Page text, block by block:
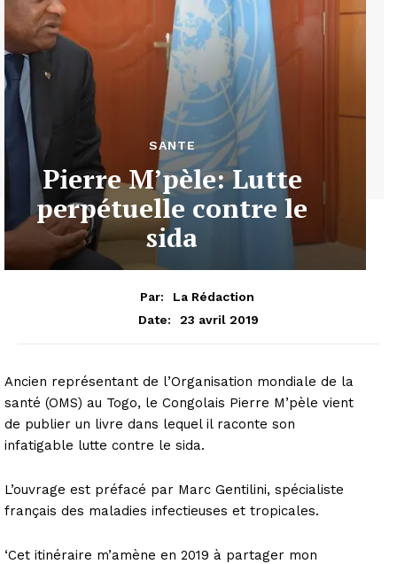
SANTE
Pierre M’pèle: Lutte
perpétuelle contre le
sida
Par:
La Rédaction
Date:
23 avril 2019
Ancien représentant de l’Organisation mondiale de la
santé (OMS) au Togo, le Congolais Pierre M’pèle vient
de publier un livre dans lequel il raconte son
infatigable lutte contre le sida.
L’ouvrage est préfacé par Marc Gentilini, spécialiste
français des maladies infectieuses et tropicales.
‘Cet itinéraire m’amène en 2019 à partager mon